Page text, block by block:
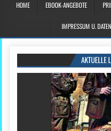
HOME EBOOK-ANGEBOTE
IMPRESSUM U.
AKTUELLE